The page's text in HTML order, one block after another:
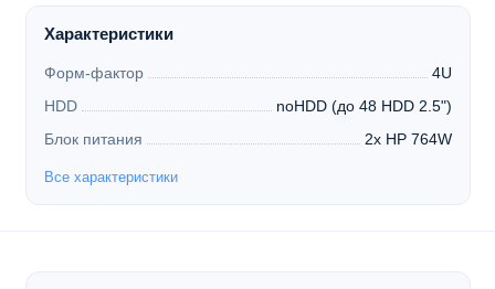
Характеристики
Форм-фактор
4U
HDD
noHDD (до 48 HDD 2.5")
Блок питания
2x HP 764W
Все характеристики